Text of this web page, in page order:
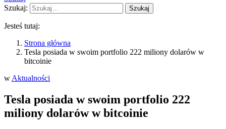
Szukaj:
Szukaj
Jesteś tutaj:
Strona główna
Tesla posiada w swoim portfolio 222 miliony dolarów w
bitcoinie
w Aktualności
Tesla posiada w swoim portfolio 222
miliony dolarów w bitcoinie